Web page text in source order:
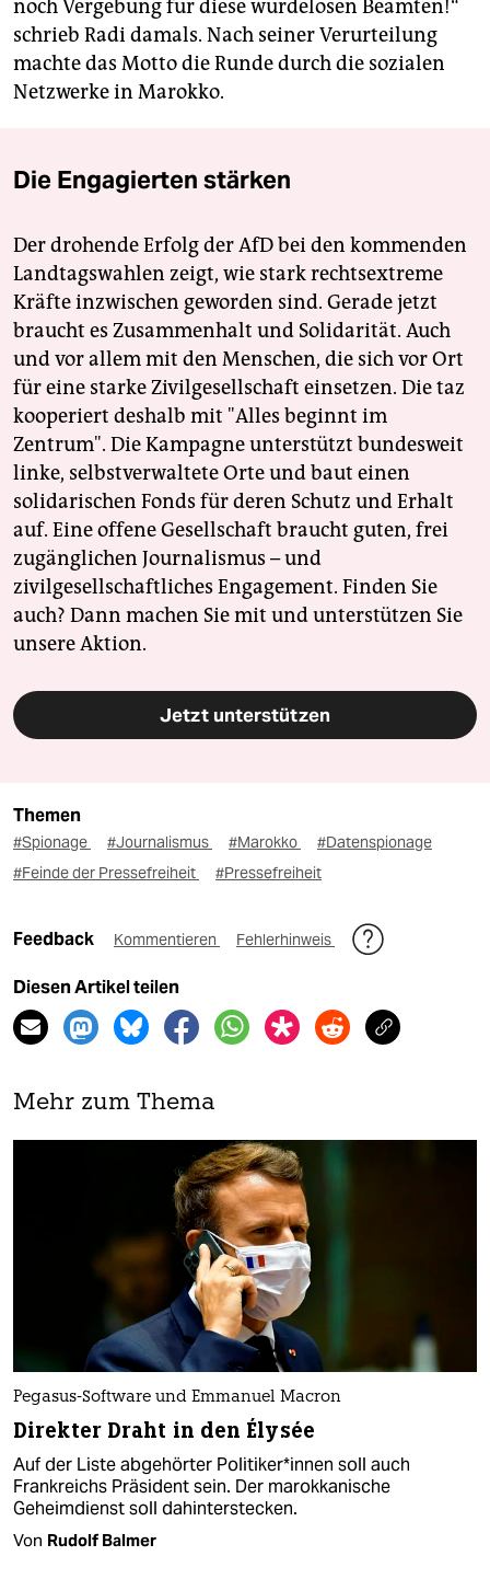
noch Vergebung für diese würdelosen Beamten!“
schrieb Radi damals. Nach seiner Verurteilung
machte das Motto die Runde durch die sozialen
Netzwerke in Marokko.
Die Engagierten stärken
Der drohende Erfolg der AfD bei den kommenden
Landtagswahlen zeigt, wie stark rechtsextreme
Kräfte inzwischen geworden sind. Gerade jetzt
braucht es Zusammenhalt und Solidarität. Auch
und vor allem mit den Menschen, die sich vor Ort
für eine starke Zivilgesellschaft einsetzen. Die taz
kooperiert deshalb mit "Alles beginnt im
Zentrum". Die Kampagne unterstützt bundesweit
linke, selbstverwaltete Orte und baut einen
solidarischen Fonds für deren Schutz und Erhalt
auf. Eine offene Gesellschaft braucht guten, frei
zugänglichen Journalismus – und
zivilgesellschaftliches Engagement. Finden Sie
auch? Dann machen Sie mit und unterstützen Sie
unsere Aktion.
Jetzt unterstützen
Themen
#Spionage #Journalismus #Marokko
#Datenspionage
#Feinde der Pressefreiheit
#Pressefreiheit
Feedback Kommentieren Fehlerhinweis
Diesen Artikel teilen
Mehr zum Thema
Pegasus-Software und Emmanuel Macron
Direkter Draht in den Élysée
Auf der Liste abgehörter Po­li­ti­ke­r*in­nen soll auch
Frankreichs Präsident sein. Der marokkanische
Geheimdienst soll dahinterstecken.
Von Rudolf Balmer